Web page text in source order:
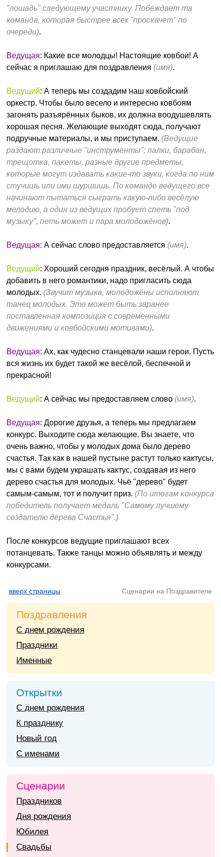
"лошадь" следующему участнику. Побеждает та
команда, которая быстрее всех "проскачет" по
очереди).
Ведущая: Какие все молодцы! Настоящие ковбои! А
сейчас я приглашаю для поздравления(имя).
Ведущий: А теперь мы создадим наш ковбойский
оркестр. Чтобы было весело и интересно ковбоям
загонять разъярённых быков, их должна воодушевлять
хорошая песня. Желающие выходят сюда, получают
подручные материалы, и мы приступаем.(Ведущие
раздают различные "инструменты": палки, барабан,
трещотка, пакеты, разные другие предметы,
которые могут издавать какие-то звуки, когда по ним
стучишь или ими шуршишь. По команде ведущего все
начинают пытаться сыграть какую-либо весёлую
мелодию, а один из ведущих пробует спеть "под
музыку", петь может и пара молодожёнов).
Ведущая: А сейчас слово предоставляется(имя).
Ведущий: Хороший сегодня праздник, весёлый. А чтобы
добавить в него романтики, надо пригласить сюда
молодых.(Звучит музыка, молодожёны исполняют
танец молодых. Это может быть заранее
поставленная композиция с современными
движениями и ковбойскими мотивами).
Ведущая: Ах, как чудесно станцевали наши герои. Пусть
вся жизнь их будет такой же весёлой, беспечной и
прекрасной!
Ведущий: А сейчас мы предоставляем слово (имя).
Ведущая: Дорогие друзья, а теперь мы предлагаем
конкурс. Выходите сюда желающие. Вы знаете, что
очень важно, чтобы у молодых дома было дерево
счастья. Так как в нашей пустыне растут только кактусы,
мы с вами будем украшать кактус, создавая из него
дерево счастья для молодых. Чьё "дерево" будет
самым-самым, тот и получит приз.(По итогам конкурса
победитель получает медаль "Самому лучшему
создателю дерева Счастья".)
После конкурсов ведущие приглашают всех
потанцевать. Также танцы можно объявлять и между
конкурсами.
вверх страницы Сценарии на Поздравителе
Поздравления
С днем рождения
Праздники
Именные
Открытки
С днем рождения
К празднику
Новый год
С именами
Сценарии
Праздников
Дня рождения
Юбилея
Свадьбы